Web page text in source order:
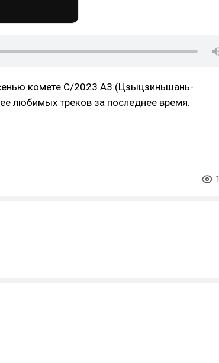
комете C/2023 A3 (Цзыцзиньшань-
любимых треков за последнее время.